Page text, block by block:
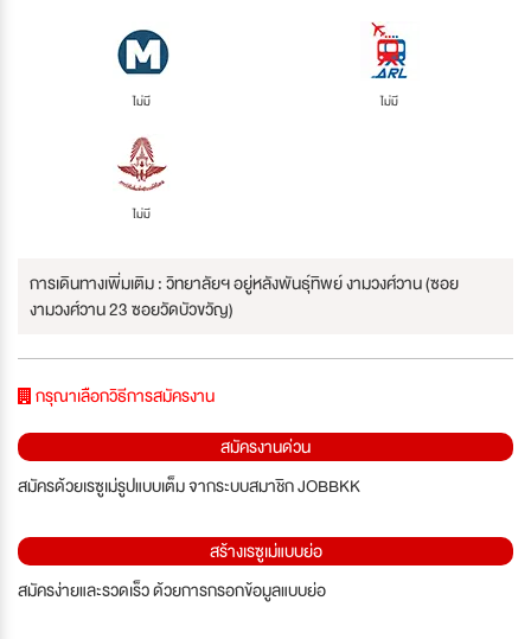
ไม่มี ไม่มี
ไม่มี
การเดินทางเพิ่มเติม : วิทยาลัยฯ อยู่หลังพันธุ์ทิพย์ งามวงศ์วาน (ซอย
งามวงศ์วาน 23 ซอยวัดบัวขวัญ)
กรุณาเลือกวิธีการสมัครงาน
สมัครงานด่วน
สมัครด้วยเรซูเม่รูปแบบเต็ม จากระบบสมาชิก JOBBKK
สร้างเรซูเม่แบบย่อ
สมัครง่ายและรวดเร็ว ด้วยการกรอกข้อมูลแบบย่อ